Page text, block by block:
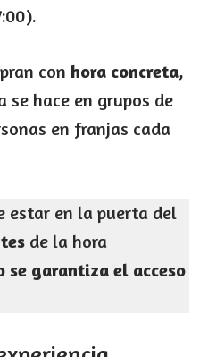
con hora concreta,
se hace en grupos de
en franjas cada
estar en la puerta del
de la hora
se garantiza el acceso